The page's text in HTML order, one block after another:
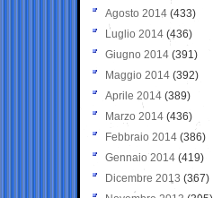
Agosto 2014 (433)
Luglio 2014 (436)
Giugno 2014 (391)
Maggio 2014 (392)
Aprile 2014 (389)
Marzo 2014 (436)
Febbraio 2014 (386)
Gennaio 2014 (419)
Dicembre 2013 (367)